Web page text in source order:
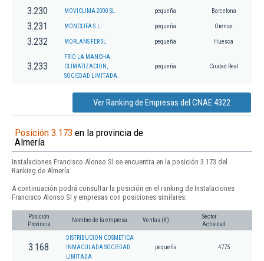
3.230 MOVICLIMA 2000 SL pequeña Barcelona
3.231 MONCLIFA S.L. pequeña Orense
3.232 MORLANS FER SL pequeña Huesca
3.233
FRIO LA MANCHA
CLIMATIZACION,
SOCIEDAD LIMITADA.
pequeña Ciudad Real
Ver Ranking de Empresas del CNAE 4322
Posición 3.173 en la provincia de
Almería
Instalaciones Francisco Alonso Sl se encuentra en la posición 3.173 del
Ranking de Almería.
A continuación podrá consultar la posición en el ranking de Instalaciones
Francisco Alonso Sl y empresas con posiciones similares:
Posición
Provincia
Nombre de la empresa Ventas (€)
Sector
Actividad
3.168
DISTRIBUCION COSMETICA
INMACULADA SOCIEDAD
LIMITADA
pequeña 4775